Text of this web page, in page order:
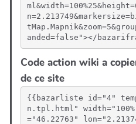
anded=false"></
Code action wiki a
de ce site
{{bazarliste id="4"
n.tpl.html"
="46.22763"